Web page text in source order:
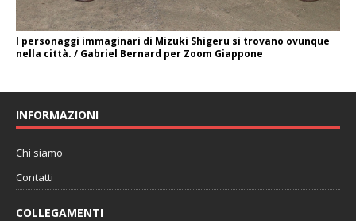
I personaggi immaginari di Mizuki Shigeru si trovano ovunque
nella città. / Gabriel Bernard per Zoom Giappone
INFORMAZIONI
Chi siamo
Contatti
COLLEGAMENTI